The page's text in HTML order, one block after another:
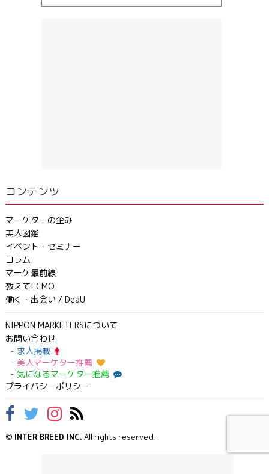
コンテンツ
マーケターの企み
美人図鑑
イベント・セミナー
コラム
マーケ最前線
教えて! CMO
働く・出会い / DeaU
NIPPON MARKETERSについて
お問い合わせ
求人掲載
美人マーケター推薦
気になるマーケター推薦
プライバシーポリシー
© INTER BREED INC. All rights reserved.